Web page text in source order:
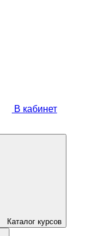
В кабинет
Каталог курсов